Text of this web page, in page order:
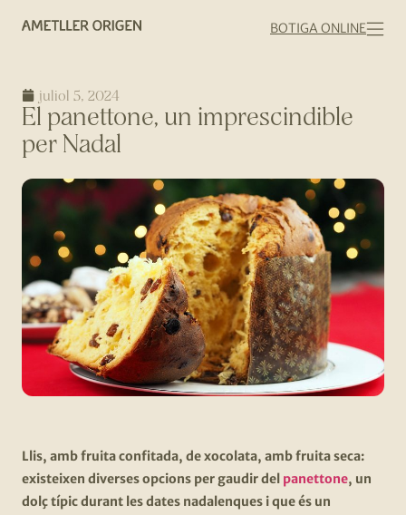
BOTIGA ONLINE
juliol 5, 2024
El panettone, un imprescindible
per Nadal
Llis, amb fruita confitada, de xocolata, amb fruita seca:
existeixen diverses opcions per gaudir del panettone, un
dolç típic durant les dates nadalenques i que és un